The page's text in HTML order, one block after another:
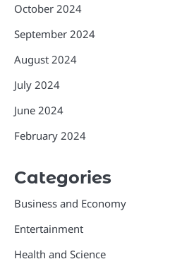
October 2024
September 2024
August 2024
July 2024
June 2024
February 2024
Categories
Business and Economy
Entertainment
Health and Science